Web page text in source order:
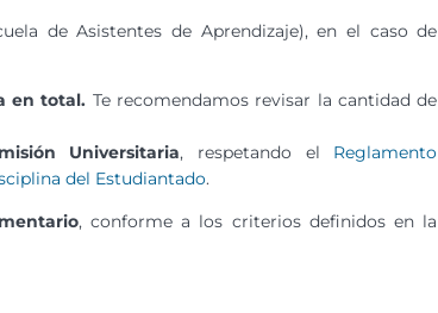
de Asistentes de Aprendizaje), en el caso de
en total. Te recomendamos revisar la cantidad de
Universitaria, respetando el Reglamento
del Estudiantado.
, conforme a los criterios definidos en la